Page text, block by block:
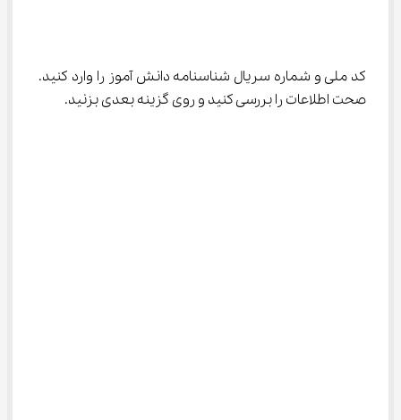
کد ملی و شماره سریال شناسنامه دانش آموز را وارد کنید.
صحت اطلاعات را بررسی کنید و روی گزینه بعدی بزنید.